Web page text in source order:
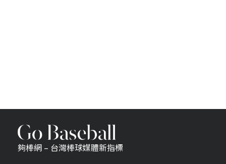
夠棒網 – 台灣棒球媒體新指標